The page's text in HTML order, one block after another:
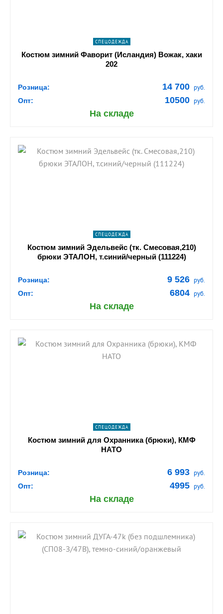
СПЕЦОДЕЖДА
Костюм зимний Фаворит (Исландия) Вожак, хаки
202
Розница: 14 700 руб.
Опт: 10500 руб.
На складе
shopping_cart В КОРЗИНУ
СПЕЦОДЕЖДА
Костюм зимний Эдельвейс (тк. Смесовая,210)
брюки ЭТАЛОН, т.синий/черный (111224)
Розница: 9 526 руб.
Опт: 6804 руб.
На складе
shopping_cart В КОРЗИНУ
СПЕЦОДЕЖДА
Костюм зимний для Охранника (брюки), КМФ
НАТО
Розница: 6 993 руб.
Опт: 4995 руб.
На складе
shopping_cart В КОРЗИНУ